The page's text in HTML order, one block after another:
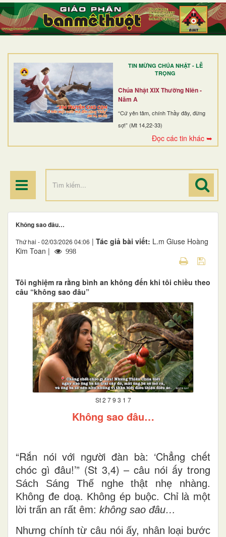
TIN MỪNG CHÚA NHẬT - LỄ
TRỌNG
Chúa Nhật XIX Thường Niên -
Năm A
“Cứ yên tâm, chính Thầy đây, đừng
sợ!” (Mt 14,22-33)
Đọc các tin khác ➥
TRANG NHẤT
GIỚI THIỆU
DÒNG TU
BAN MỤC VỤ
ĐOÀN THỂ CG
ĐIỂM HÀNH HƯƠNG
Không sao đâu…
Thứ hai - 02/03/2026 04:06 | Tác giả bài viết: L.m Giuse Hoàng
Kim Toan |
998
Tôi nghiệm ra rằng bình an không đến khi tôi chiều theo
câu “không sao đâu”
St 2 7 9 3 1 7
Không sao đâu…
“Rắn nói với người đàn bà: ‘Chẳng chết
chóc gì đâu!’” (St 3,4) – câu nói ấy trong
Sách Sáng Thếnghe thật nhẹ nhàng.
Không đe doạ. Không ép buộc. Chỉ là một
lời trấn an rất êm: không sao đâu…
Nhưng chính từ câu nói ấy, nhân loại bước